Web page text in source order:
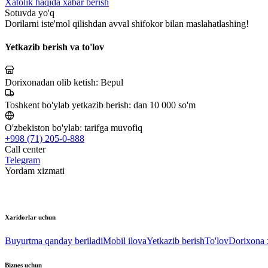
Sotuvda yo'q
Dorilarni iste'mol qilishdan avval shifokor bilan maslahatlashing!
Yetkazib berish va to'lov
Dorixonadan olib ketish: Bepul
Toshkent bo'ylab yetkazib berish: dan 10 000 so'm
O'zbekiston bo'ylab: tarifga muvofiq
+998 (71) 205-0-888
Call center
Telegram
Yordam xizmati
Xaridorlar uchun
Buyurtma qanday beriladiMobil ilovaYetkazib berishTo'lovDorixona
Biznes uchun